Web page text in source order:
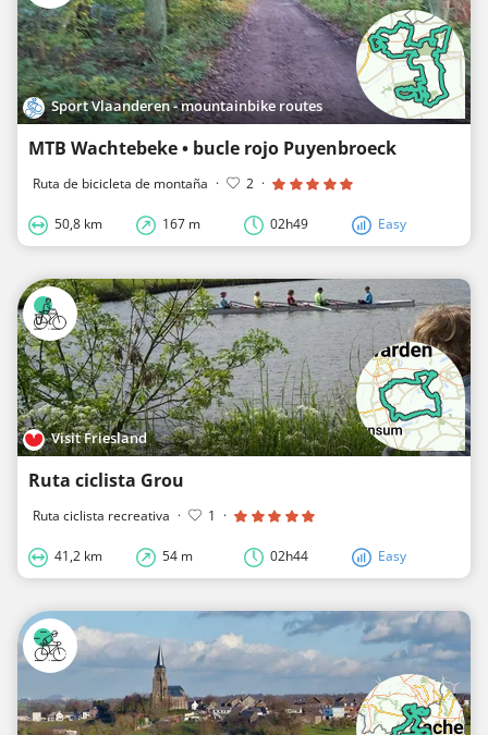
Sport Vlaanderen - mountainbike routes
MTB Wachtebeke • bucle rojo Puyenbroeck
Ruta de bicicleta de montaña · 2 ·
50,8 km 167 m 02h49 Easy
Visit Friesland
Ruta ciclista Grou
Ruta ciclista recreativa · 1 ·
41,2 km 54 m 02h44 Easy